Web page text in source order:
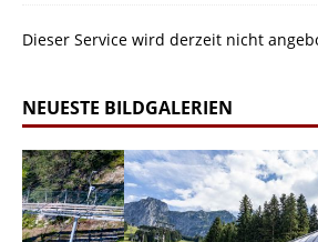
Dieser Service wird derzeit nicht
NEUESTE BILDGALERIEN